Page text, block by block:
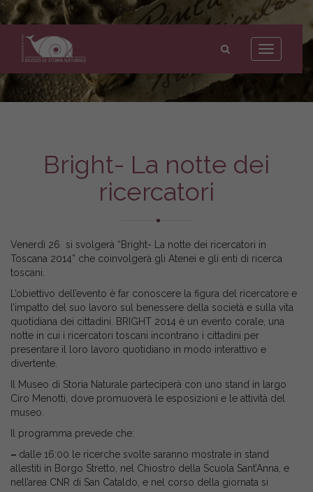
Toggle
navigation
Museo
di
Storia
Naturale
dell'Università
Bright- La notte dei
ricercatori
Venerdì 26 si svolgerà “Bright- La notte dei ricercatori in
Toscana 2014” che coinvolgerà gli Atenei e gli enti di ricerca
toscani.
L’obiettivo dell’evento è far conoscere la figura del ricercatore e
l’impatto del suo lavoro sul benessere della società e sulla vita
quotidiana dei cittadini. BRIGHT 2014 è un evento corale, una
notte in cui i ricercatori toscani incontrano i cittadini per
presentare il loro lavoro quotidiano in modo interattivo e
divertente.
Il Museo di Storia Naturale parteciperà con uno stand in largo
Ciro Menotti, dove promuoverà le esposizioni e le attività del
museo.
Il programma prevede che:
– dalle 16:00 le ricerche svolte saranno mostrate in stand
allestiti in Borgo Stretto, nel Chiostro della Scuola Sant’Anna, e
nell’area CNR di San Cataldo, e nel corso della giornata si